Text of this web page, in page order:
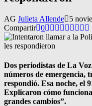
AG Julieta Allende 5
Compartir 0
Dos periodistas de La
números de emergencia,
respondió. Esa noche, el
Explicaron cómo
grandes cambios”.